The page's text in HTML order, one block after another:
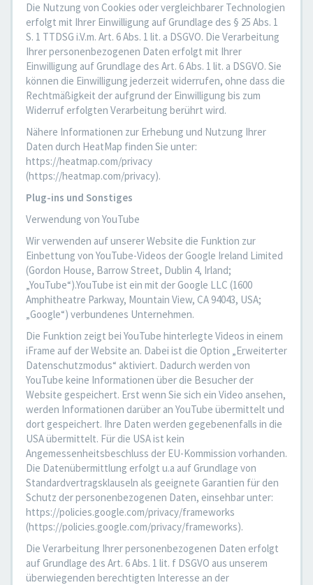
Die Nutzung von Cookies oder vergleichbarer Technologien
erfolgt mit Ihrer Einwilligung auf Grundlage des § 25 Abs. 1
S. 1 TTDSG i.V.m. Art. 6 Abs. 1 lit. a DSGVO. Die Verarbeitung
Ihrer personenbezogenen Daten erfolgt mit Ihrer
Einwilligung auf Grundlage des Art. 6 Abs. 1 lit. a DSGVO. Sie
können die Einwilligung jederzeit widerrufen, ohne dass die
Rechtmäßigkeit der aufgrund der Einwilligung bis zum
Widerruf erfolgten Verarbeitung berührt wird.
Nähere Informationen zur Erhebung und Nutzung Ihrer
Daten durch HeatMap finden Sie unter:
https://heatmap.com/privacy
(https://heatmap.com/privacy).
Plug-ins und Sonstiges
Verwendung von YouTube
Wir verwenden auf unserer Website die Funktion zur
Einbettung von YouTube-Videos der Google Ireland Limited
(Gordon House, Barrow Street, Dublin 4, Irland;
„YouTube“).YouTube ist ein mit der Google LLC (1600
Amphitheatre Parkway, Mountain View, CA 94043, USA;
„Google“) verbundenes Unternehmen.
Die Funktion zeigt bei YouTube hinterlegte Videos in einem
iFrame auf der Website an. Dabei ist die Option „Erweiterter
Datenschutzmodus“ aktiviert. Dadurch werden von
YouTube keine Informationen über die Besucher der
Website gespeichert. Erst wenn Sie sich ein Video ansehen,
werden Informationen darüber an YouTube übermittelt und
dort gespeichert. Ihre Daten werden gegebenenfalls in die
USA übermittelt. Für die USA ist kein
Angemessenheitsbeschluss der EU-Kommission vorhanden.
Die Datenübermittlung erfolgt u.a auf Grundlage von
Standardvertragsklauseln als geeignete Garantien für den
Schutz der personenbezogenen Daten, einsehbar unter:
https://policies.google.com/privacy/frameworks
(https://policies.google.com/privacy/frameworks).
Die Verarbeitung Ihrer personenbezogenen Daten erfolgt
auf Grundlage des Art. 6 Abs. 1 lit. f DSGVO aus unserem
überwiegenden berechtigten Interesse an der